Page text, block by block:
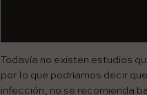
Todavía no existen estudios
por lo que podríamos decir
infección, no se recomienda